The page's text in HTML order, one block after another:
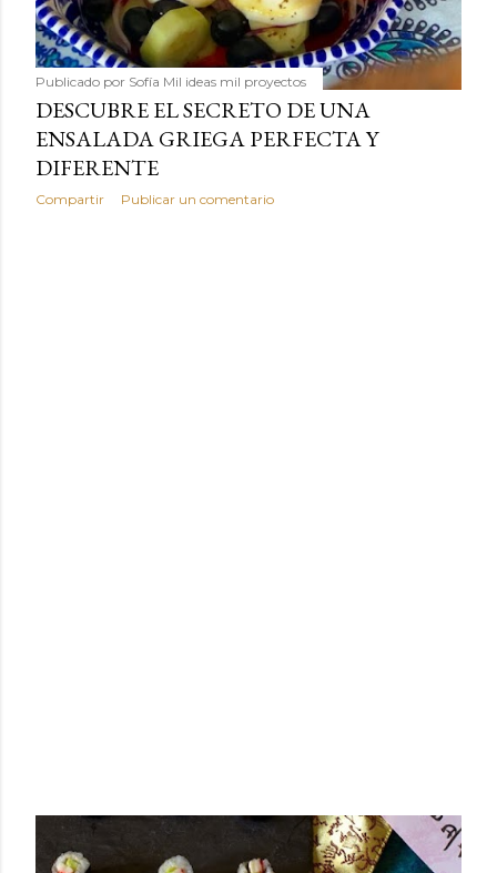
Publicado por Sofía Mil ideas mil proyectos
DESCUBRE EL SECRETO DE UNA
ENSALADA GRIEGA PERFECTA Y
DIFERENTE
Compartir Publicar un comentario